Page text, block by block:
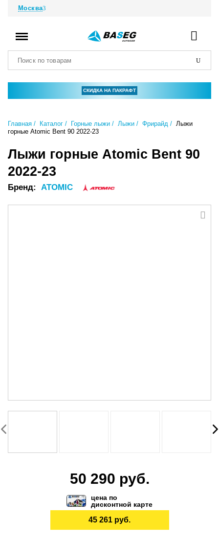
Москва
СКИДКА НА ПАКРАФТ
Главная Каталог Горные лыжи Лыжи Фрирайд
Лыжи
горные Atomic Bent 90 2022-23
Лыжи горные Atomic Bent 90
2022-23
Бренд: ATOMIC
50 290 руб.
цена по
дисконтной карте
45 261 руб.